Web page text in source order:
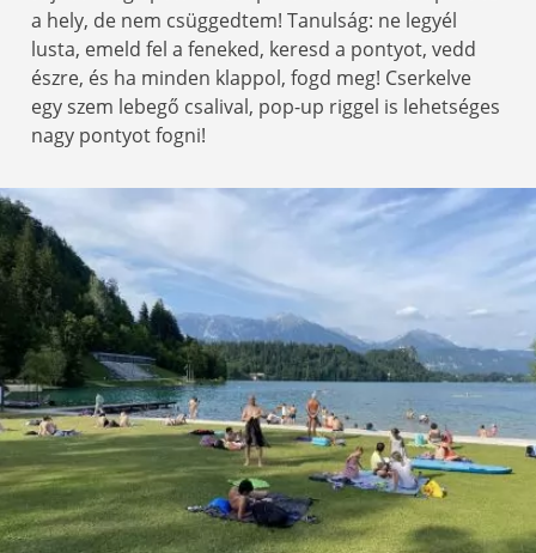
a hely, de nem csüggedtem! Tanulság: ne legyél
lusta, emeld fel a feneked, keresd a pontyot, vedd
észre, és ha minden klappol, fogd meg! Cserkelve
egy szem lebegő csalival, pop-up riggel is lehetséges
nagy pontyot fogni!